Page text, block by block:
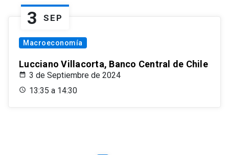
3 SEP
Macroeconomía
Lucciano Villacorta, Banco Central de Chile
3 de Septiembre de 2024
13:35 a 14:30